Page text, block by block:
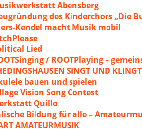
Abensberg
des Kinderchors „Die
Kendel macht Musik mobil
Lied
/ ROOTPlaying –
SINGT UND KLINGT
bauen und spielen
Vision Song Contest
Quillo
Bildung für alle –
AMATEURMUSIK